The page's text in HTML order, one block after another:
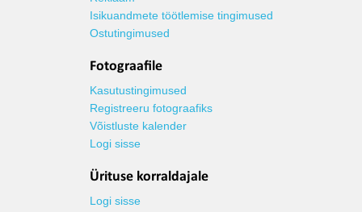
Isikuandmete töötlemise tingimused
Ostutingimused
Fotograafile
Kasutustingimused
Registreeru fotograafiks
Võistluste kalender
Logi sisse
Ürituse korraldajale
Logi sisse